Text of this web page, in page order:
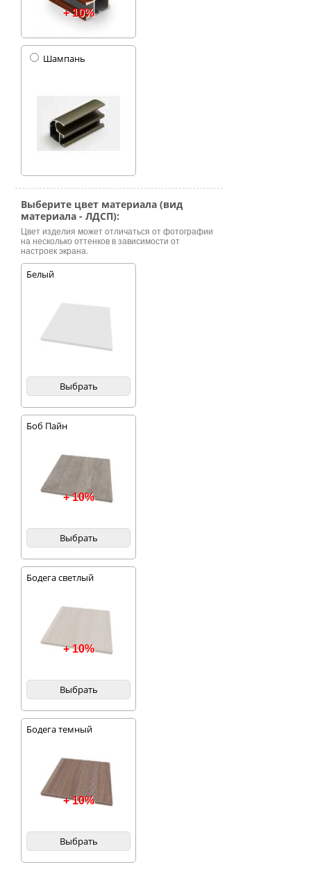
+ 10%
Шампань
Выберите цвет материала (вид
материала - ЛДСП):
Цвет изделия может отличаться от фотографии
на несколько оттенков в зависимости от
настроек экрана.
Белый
Выбрать
Боб Пайн
+ 10%
Выбрать
Бодега светлый
+ 10%
Выбрать
Бодега темный
+ 10%
Выбрать